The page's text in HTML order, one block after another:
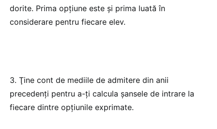
dorite. Prima opţiune este şi prima luată în
considerare pentru fiecare elev.
3. Ţine cont de mediile de admitere din anii
precedenţi pentru a-ţi calcula şansele de intrare la
fiecare dintre opţiunile exprimate.